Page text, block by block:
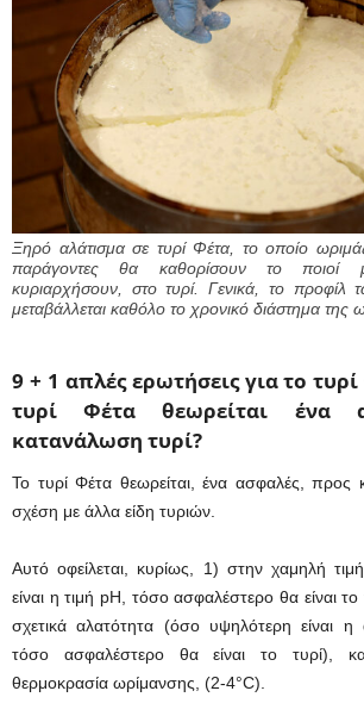
Ξηρό αλάτισμα σε τυρί Φέτα, το οποίο
παράγοντες θα καθορίσουν το ποιοί
κυριαρχήσουν, στο τυρί. Γενικά, το προφίλ
μεταβάλλεται καθόλο το χρονικό διάστημα της
9 + 1 απλές ερωτήσεις για το
τυρί Φέτα θεωρείται ένα
κατανάλωση τυρί?
Το τυρί Φέτα θεωρείται, ένα ασφαλές, προς
σχέση με άλλα είδη τυριών.
Αυτό οφείλεται, κυρίως, 1) στην χαμηλή
είναι η τιμή pH, τόσο ασφαλέστερο θα είναι
σχετικά αλατότητα (όσο υψηλότερη είναι η
τόσο ασφαλέστερο θα είναι το τυρί),
θερμοκρασία ωρίμανσης, (2-4°C).